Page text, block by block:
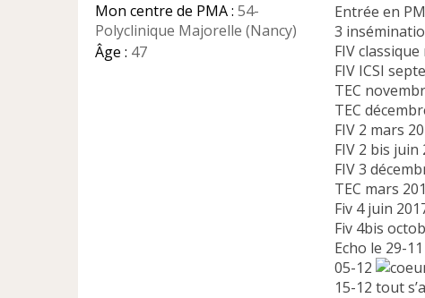
Mon centre de PMA : 54-
Polyclinique Majorelle (Nancy)
Âge : 47
o
n
l
u
Entrée en
3
FIV
FIV ICSI
TEC
TEC
FIV 2 mars
FIV 2 bis juin
FIV 3
TEC mars
Fiv 4 juin
Fiv 4bis
Echo le 29-
05-12
15-12 tout